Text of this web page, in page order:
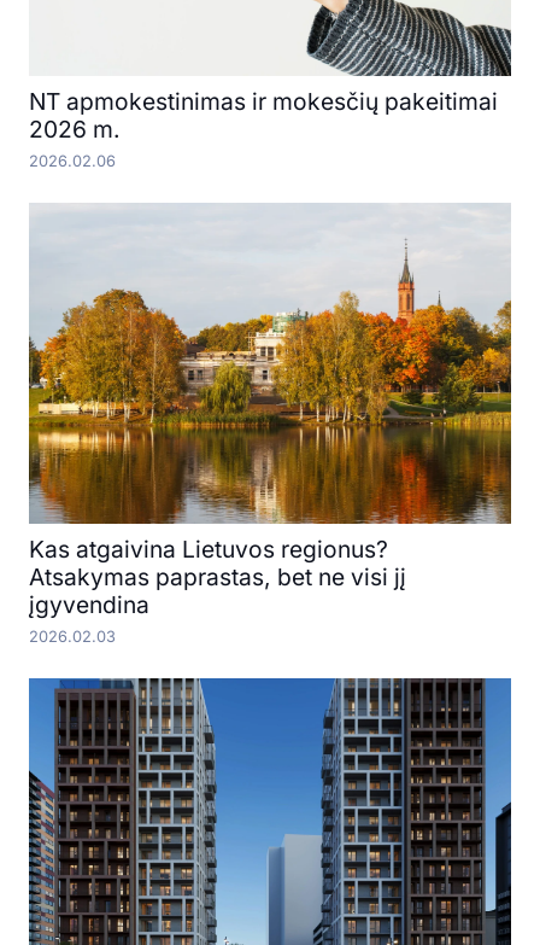
NT apmokestinimas ir mokesčių pakeitimai
2026 m.
2026.02.06
Kas atgaivina Lietuvos regionus?
Atsakymas paprastas, bet ne visi jį
įgyvendina
2026.02.03